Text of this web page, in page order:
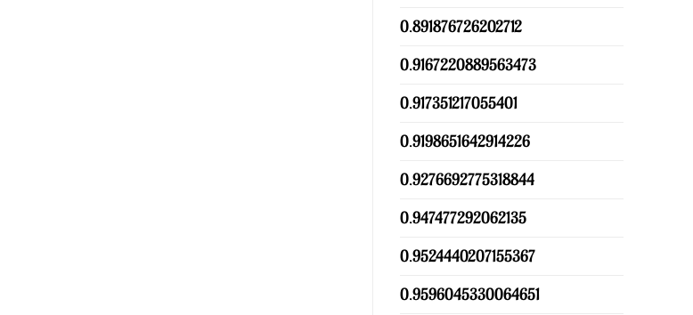
0.891876726202712
0.9167220889563473
0.917351217055401
0.9198651642914226
0.9276692775318844
0.947477292062135
0.9524440207155367
0.9596045330064651